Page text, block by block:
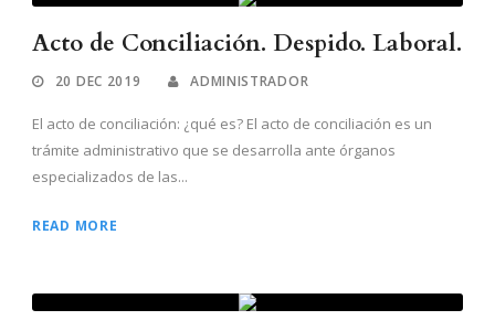
Acto de Conciliación. Despido. Laboral.
20 DEC 2019 ADMINISTRADOR
El acto de conciliación: ¿qué es? El acto de conciliación es un
trámite administrativo que se desarrolla ante órganos
especializados de las...
READ MORE